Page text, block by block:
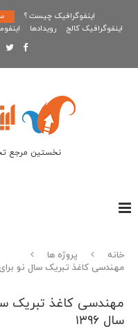
اینفوگرافیک چیست ؟
اینفوگرافیک کالج
رویدادها
نخستین مرجع
خانه
پروژه ها
مهندسی کاغذ تبریک سال نو برای
مهندسی کاغذ تبریک
سال ۱۳۹۶